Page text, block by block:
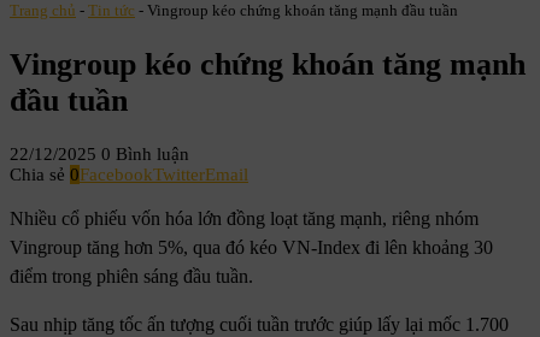
Trang chủ - Tin tức - Vingroup kéo chứng khoán tăng mạnh đầu tuần
Vingroup kéo chứng khoán tăng mạnh
đầu tuần
22/12/2025 0 Bình luận
Chia sẻ 0FacebookTwitterEmail
Nhiều cổ phiếu vốn hóa lớn đồng loạt tăng mạnh, riêng nhóm
Vingroup tăng hơn 5%, qua đó kéo VN-Index đi lên khoảng 30
điểm trong phiên sáng đầu tuần.
Sau nhịp tăng tốc ấn tượng cuối tuần trước giúp lấy lại mốc 1.700